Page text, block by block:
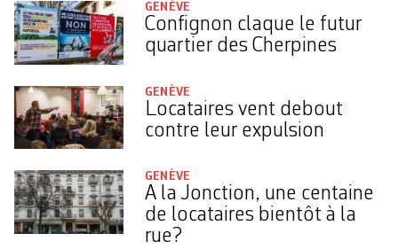
GENÈVE
Confignon claque le futur
quartier des Cherpines
GENÈVE
Locataires vent debout
contre leur expulsion
GENÈVE
A la Jonction, une centaine
de locataires bientôt à la
rue?